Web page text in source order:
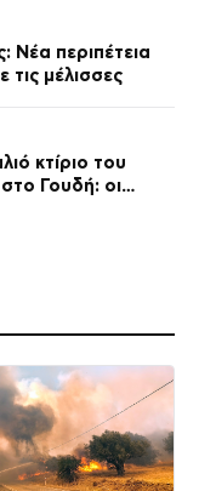
Νέα περιπέτεια
τις μέλισσες
κτίριο του
Γουδή: οι